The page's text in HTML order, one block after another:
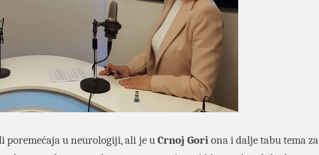
poremećaja u neurologiji, ali je uCrnoj Goriona i dalje tabu tema za